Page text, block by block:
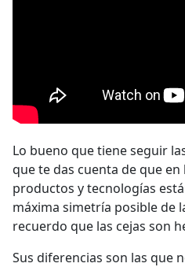
Lo bueno que tiene seguir
que te das cuenta de que
productos y tecnologías
máxima simetría posible de
recuerdo que las cejas son
Sus diferencias son las que